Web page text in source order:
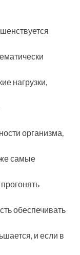
нагрузки,
организма,
же самые
обеспечивать
и если в